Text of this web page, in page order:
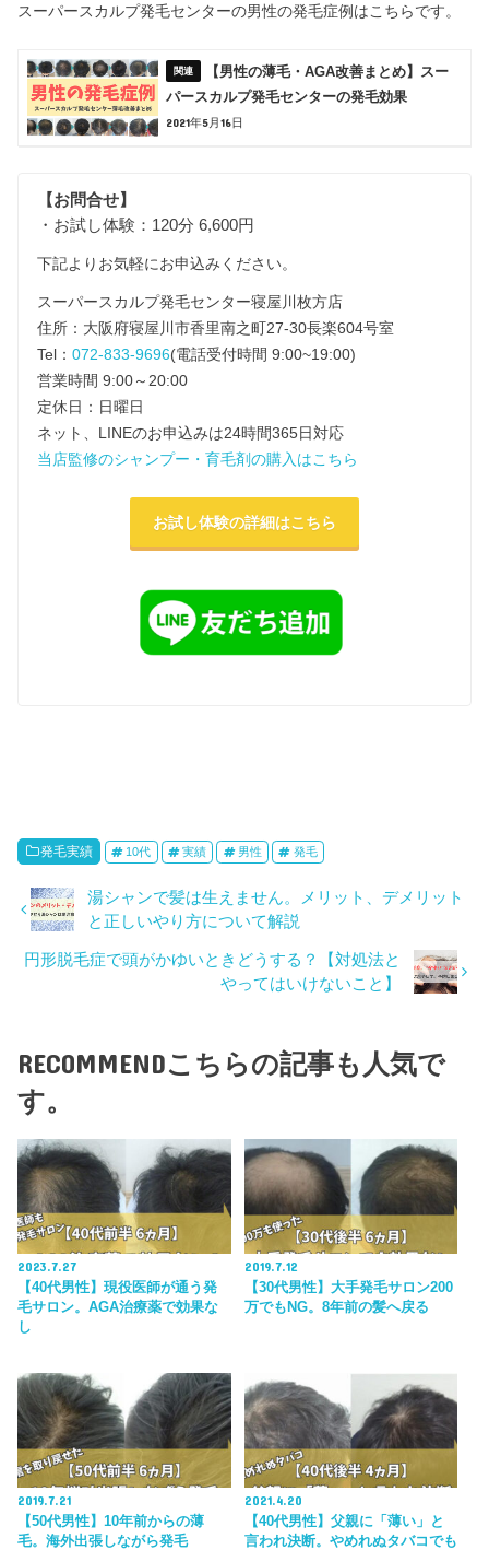
スーパースカルプ発毛センターの男性の発毛症例はこちらです。
【男性の薄毛・AGA改善まとめ】スー
パースカルプ発毛センターの発毛効果
2021年5月16日
【お問合せ】
・お試し体験：120分 6,600円
下記よりお気軽にお申込みください。
スーパースカルプ発毛センター寝屋川枚方店
住所：大阪府寝屋川市香里南之町27-30長楽604号室
Tel：072-833-9696(電話受付時間 9:00~19:00)
営業時間 9:00～20:00
定休日：日曜日
ネット、LINEのお申込みは24時間365日対応
当店監修のシャンプー・育毛剤の購入はこちら
お試し体験の詳細はこちら
発毛実績 10代 実績 男性 発毛
湯シャンで髪は生えません。メリット、デメリット
と正しいやり方について解説
円形脱毛症で頭がかゆいときどうする？【対処法と
やってはいけないこと】
RECOMMENDこちらの記事も人気で
す。
2023.7.27
【40代男性】現役医師が通う発
毛サロン。AGA治療薬で効果な
し
2019.7.12
【30代男性】大手発毛サロン200
万でもNG。8年前の髪へ戻る
2019.7.21
【50代男性】10年前からの薄
毛。海外出張しながら発毛
2021.4.20
【40代男性】父親に「薄い」と
言われ決断。やめれぬタバコでも